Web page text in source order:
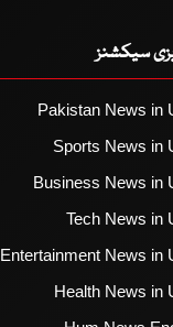
سیکشنز
Pakistan News in
Sports News in
Business News in
Tech News in
Entertainment News in
Health News in